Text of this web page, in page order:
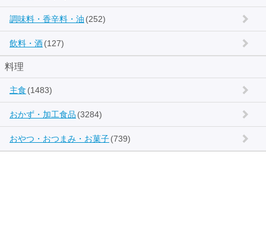
調味料・香辛料・油 (252)
飲料・酒(127)
料理
主食 (1483)
おかず・加工食品 (3284)
おやつ・おつまみ・お菓子(739)